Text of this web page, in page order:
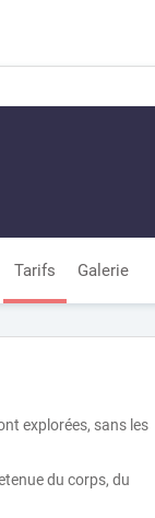
Tarifs Galerie
explorées, sans les
du corps, du